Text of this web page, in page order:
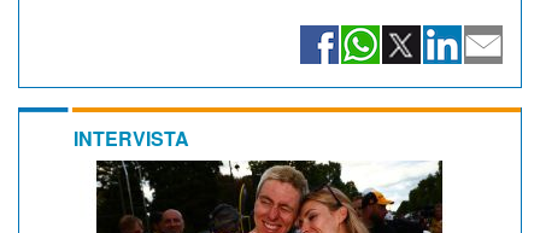
INTERVISTA